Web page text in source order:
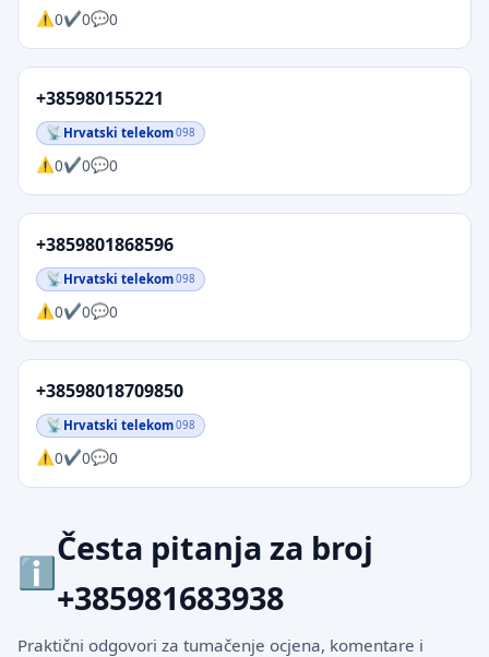
0 0 0
+385980155221
Hrvatski telekom098
0 0 0
+3859801868596
Hrvatski telekom098
0 0 0
+38598018709850
Hrvatski telekom098
0 0 0
Česta pitanja za broj
+385981683938
Praktični odgovori za tumačenje ocjena, komentare i